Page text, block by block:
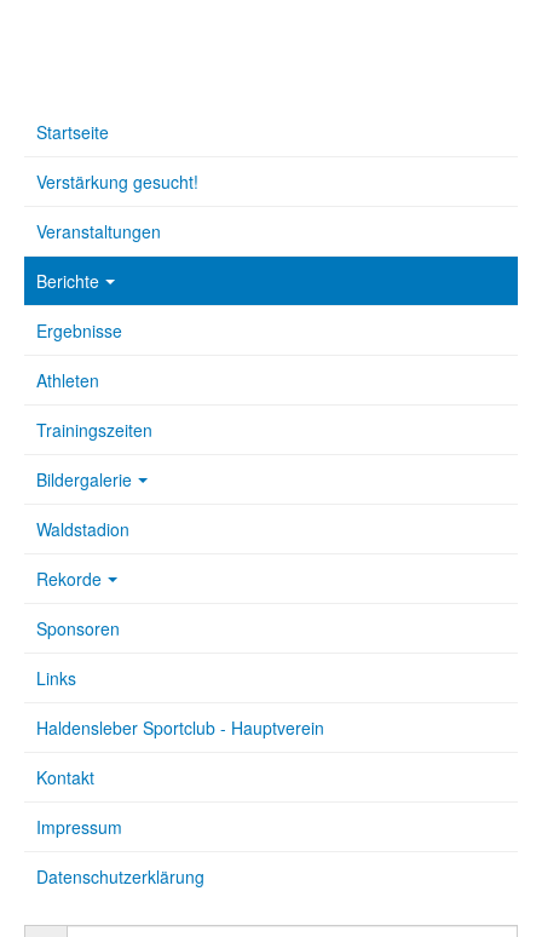
Startseite
Verstärkung gesucht!
Veranstaltungen
Berichte
Ergebnisse
Athleten
Trainingszeiten
Bildergalerie
Waldstadion
Rekorde
Sponsoren
Links
Haldensleber Sportclub - Hauptverein
Kontakt
Impressum
Datenschutzerklärung